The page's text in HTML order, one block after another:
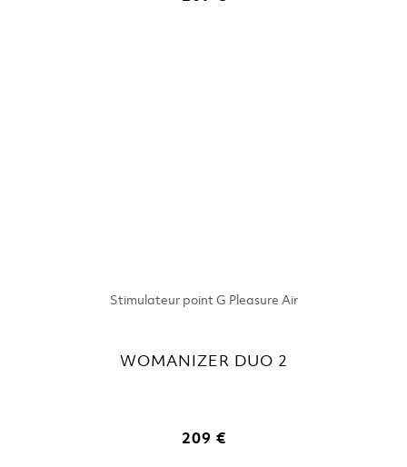
WOMANIZER DUO 2
Stimulateur point G Pleasure Air
209 €